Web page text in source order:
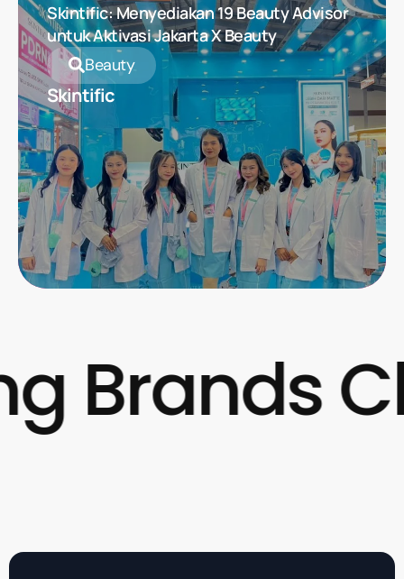
Skintific: Menyediakan 19 Beauty Advisor
untuk Aktivasi Jakarta X Beauty
Beauty
Skintific
Brands